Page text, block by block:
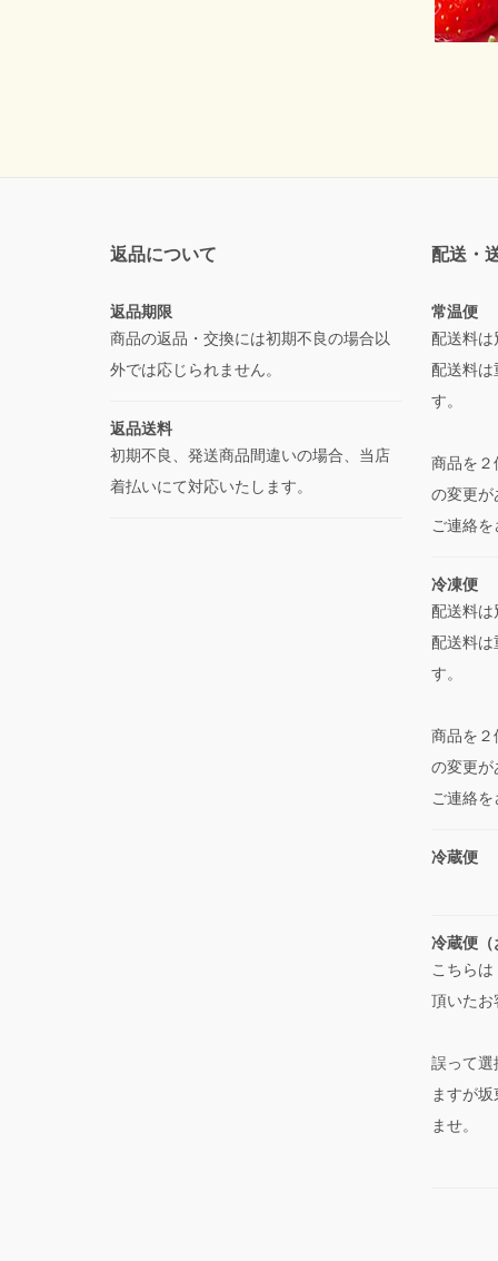
返品について
返品期限
商品の返品・交換には初期不良の場合以
外では応じられません。
返品送料
初期不良、発送商品間違いの場合、当店
着払いにて対応いたします。
配送・
常温便
配送料は
配送料は
す。
商品を２
の変更が
ご連絡を
冷凍便
配送料は
配送料は
す。
商品を２
の変更が
ご連絡を
冷蔵便
冷蔵便（
こちらは
頂いたお
誤って選
ますが
ませ。